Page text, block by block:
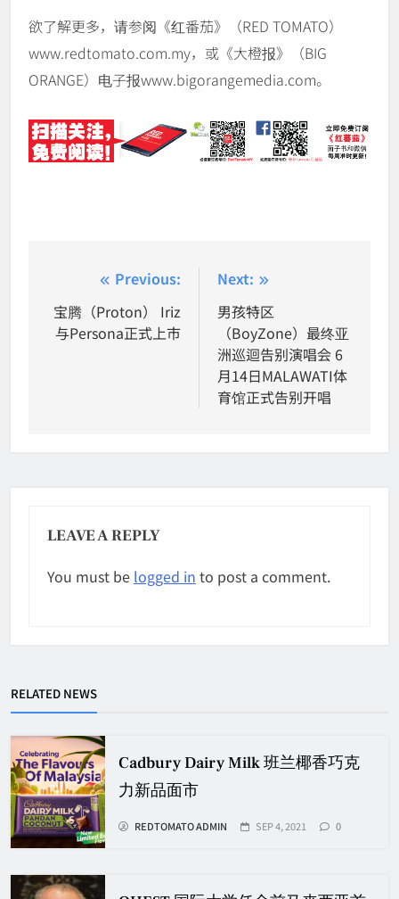
欲了解更多，请参阅《红番茄》（RED TOMATO）
www.redtomato.com.my，或《大橙报》（BIG
ORANGE）电子报www.bigorangemedia.com。
navigation
Previous:
宝腾（Proton） Iriz
与Persona正式上市
Next:
男孩特区
（BoyZone）最终亚
洲巡迴告别演唱会 6
月14日MALAWATI体
育馆正式告别开唱
LEAVE A REPLY
You must be logged in to post a comment.
RELATED NEWS
Cadbury Dairy Milk 班兰椰香巧克
力新品面市
REDTOMATO ADMIN SEP 4, 2021 0